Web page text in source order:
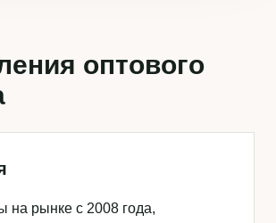
оптового
на рынке с 2008 года,